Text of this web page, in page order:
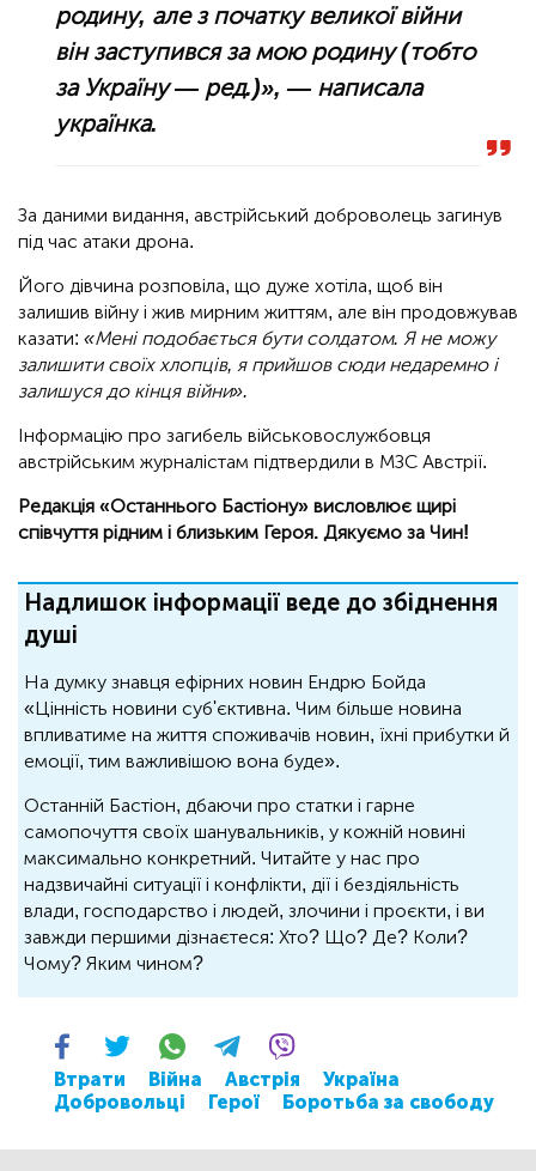
родину, але з початку великої війни
він заступився за мою родину (тобто
за Україну — ред.)»,— написала
українка.
За даними видання, австрійський доброволець загинув
під час атаки дрона.
Його дівчина розповіла, що дуже хотіла, щоб він
залишив війну і жив мирним життям, але він продовжував
казати: «Мені подобається бути солдатом. Я не можу
залишити своїх хлопців, я прийшов сюди недаремно і
залишуся до кінця війни».
Інформацію про загибель військовослужбовця
австрійським журналістам підтвердили в МЗС Австрії.
Редакція «Останнього Бастіону» висловлює щирі
співчуття рідним і близьким Героя. Дякуємо за Чин!
Надлишок інформації веде до збіднення
душі
На думку знавця ефірних новин Ендрю Бойда
«Цінність новини суб'єктивна. Чим більше новина
впливатиме на життя споживачів новин, їхні прибутки й
емоції, тим важливішою вона буде».
Останній Бастіон, дбаючи про статки і гарне
самопочуття своїх шанувальників, у кожній новині
максимально конкретний. Читайте у нас про
надзвичайні ситуації і конфлікти, дії і бездіяльність
влади, господарство і людей, злочини і проєкти, і ви
завжди першими дізнаєтеся: Хто? Що? Де? Коли?
Чому? Яким чином?
Втрати Війна Австрія
Україна
Добровольці
Герої Боротьба за свободу